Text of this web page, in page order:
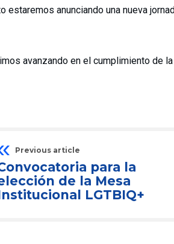
estaremos anunciando una nueva
avanzando en el cumplimiento de
Previous article
para la
de la Mesa
LGTBIQ+